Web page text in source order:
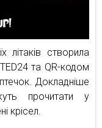
літаків створила
та QR-кодом
Докладніше
прочитати у
крісел.